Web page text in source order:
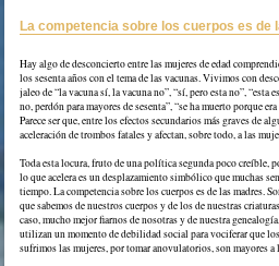
La competencia sobre los cuerpos es de
Hay algo de desconcierto entre las mujeres de edad
los sesenta años con el tema de las vacunas. Vivimos con
jaleo de “la vacuna sí, la vacuna no”, “sí, pero esta no”, “esta
no, perdón para mayores de sesenta”, “se ha muerto porque
Parece ser que, entre los efectos secundarios más graves de
aceleración de trombos fatales y afectan, sobre todo, a las
Toda esta locura, fruto de una política segunda poco creíble,
lo que acelera es un desplazamiento simbólico que muchas
tiempo. La competencia sobre los cuerpos es de las madres.
que sabemos de nuestros cuerpos y de los de nuestras
caso, mucho mejor fiarnos de nosotras y de nuestra
utilizan un momento de debilidad social para vociferar que
sufrimos las mujeres, por tomar anovulatorios, son mayores a